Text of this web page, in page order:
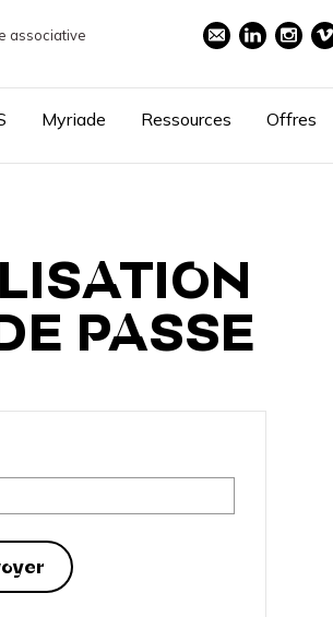
associative
Myriade Ressources Offres
PASSE